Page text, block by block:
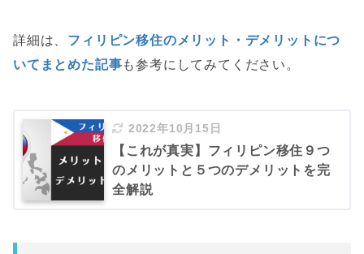
詳細は、 フィリピン移住のメリット・デメリットにつ
いてまとめた記事も参考にしてみてください。
2022年10月15日
【これが真実】フィリピン移住９つ
のメリットと５つのデメリットを完
全解説